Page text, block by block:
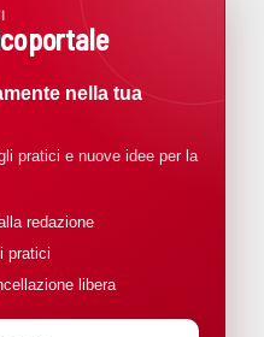
nella tua
pratici e nuove idee per la
redazione
pratici
libera